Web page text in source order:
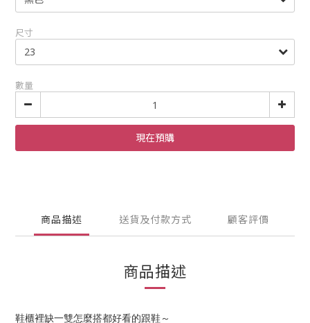
尺寸
數量
現在預購
商品描述 送貨及付款方式 顧客評價
商品描述
鞋櫃裡缺一雙怎麼搭都好看的跟鞋～